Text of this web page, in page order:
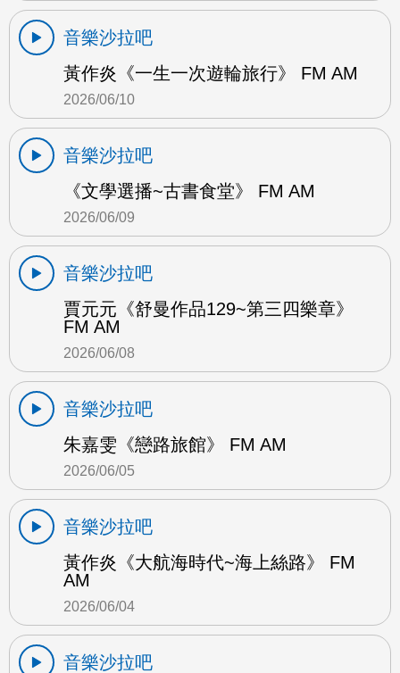
音樂沙拉吧
黃作炎《一生一次遊輪旅行》 FM AM
2026/06/10
音樂沙拉吧
《文學選播~古書食堂》 FM AM
2026/06/09
音樂沙拉吧
賈元元《舒曼作品129~第三四樂章》
FM AM
2026/06/08
音樂沙拉吧
朱嘉雯《戀路旅館》 FM AM
2026/06/05
音樂沙拉吧
黃作炎《大航海時代~海上絲路》 FM
AM
2026/06/04
音樂沙拉吧